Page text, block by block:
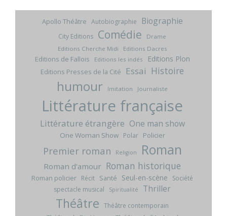
Apollo Théâtre Autobiographie Biographie
City Editions Comédie
Drame
Editions Cherche Midi
Editions Dacres
Editions de Fallois Editions les indés Editions Plon
Editions Presses de la Cité Essai Histoire
humour Imitation Journaliste
Littérature française
Littérature étrangère One man show
One Woman Show Polar Policier
Premier roman Religion Roman
Roman d'amour Roman historique
Roman policier Récit Santé Seul-en-scène
Société
spectacle musical
Spiritualité Thriller
Théâtre Théâtre contemporain